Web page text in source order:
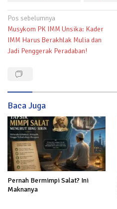
Navigasi
pos
Pos sebelumnya
Musykom PK IMM Unsika: Kader
IMM Harus Berakhlak Mulia dan
Jadi Penggerak Peradaban!
Baca Juga
Pernah Bermimpi Salat? Ini
Maknanya